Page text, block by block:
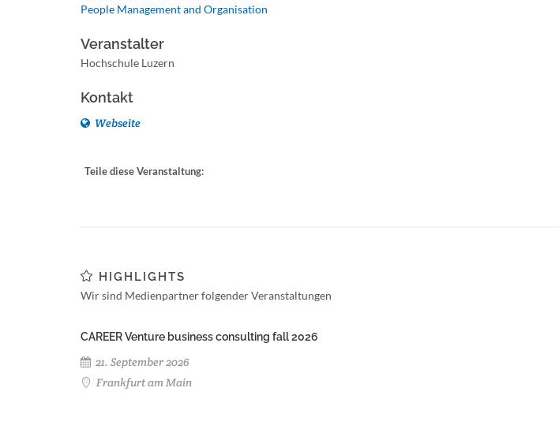
People Management and Organisation
Veranstalter
Hochschule Luzern
Kontakt
Webseite
Teile diese Veranstaltung:
HIGHLIGHTS
Wir sind Medienpartner folgender Veranstaltungen
CAREER Venture business consulting fall 2026
21. September 2026
Frankfurt am Main